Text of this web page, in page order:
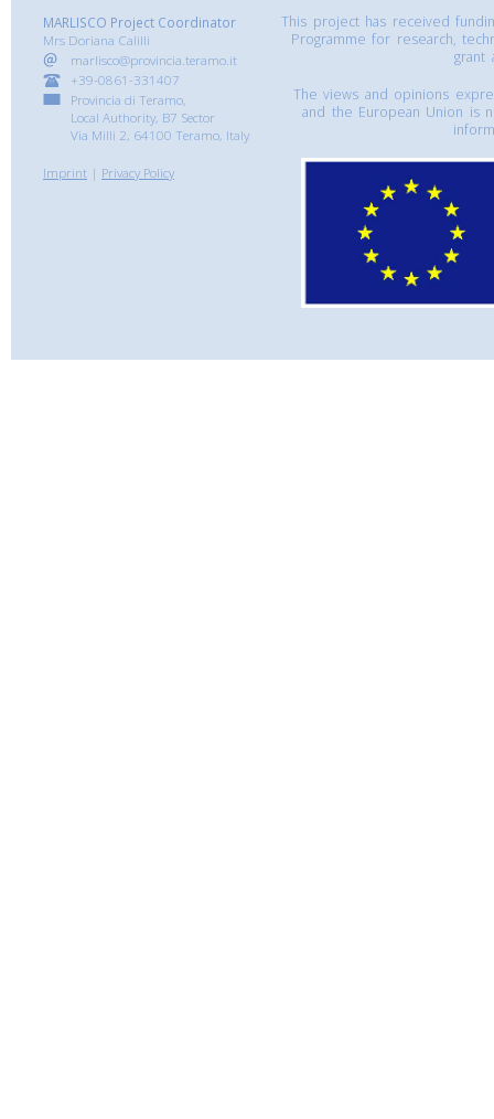
MARLISCO Project Coordinator
Mrs Doriana Calilli
marlisco@provincia.teramo.it
+39-0861-331407
Provincia di Teramo,
Local Authority, B7 Sector
Via Milli 2, 64100 Teramo, Italy
Imprint | Privacy Policy
This project has received
Programme for research,
grant
The views and opinions
and the European Union is